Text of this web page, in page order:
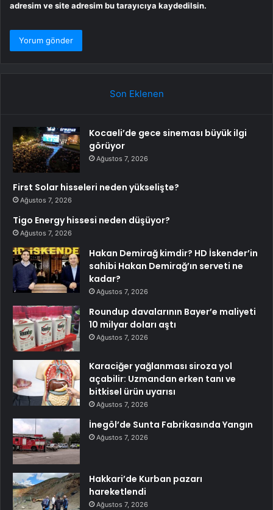
adresim ve site adresim bu tarayıcıya kaydedilsin.
Son Eklenen
Kocaeli’de gece sineması büyük ilgi
görüyor
Ağustos 7, 2026
First Solar hisseleri neden yükselişte?
Ağustos 7, 2026
Tigo Energy hissesi neden düşüyor?
Ağustos 7, 2026
Hakan Demirağ kimdir? HD İskender’in
sahibi Hakan Demirağ’ın serveti ne
kadar?
Ağustos 7, 2026
Roundup davalarının Bayer’e maliyeti
10 milyar doları aştı
Ağustos 7, 2026
Karaciğer yağlanması siroza yol
açabilir: Uzmandan erken tanı ve
bitkisel ürün uyarısı
Ağustos 7, 2026
İnegöl’de Sunta Fabrikasında Yangın
Ağustos 7, 2026
Hakkari’de Kurban pazarı
hareketlendi
Ağustos 7, 2026